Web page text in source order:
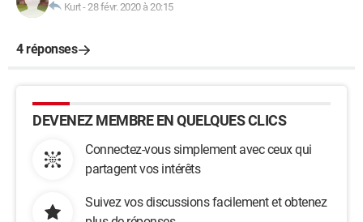
Kurt-28 févr. 2020 à 20:15
4 réponses
DEVENEZ MEMBRE EN QUELQUES CLICS
Connectez-vous simplement avec ceux qui
partagent vos intérêts
Suivez vos discussions facilement et obtenez